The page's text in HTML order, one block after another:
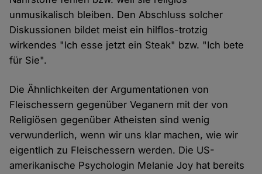
unmusikalisch bleiben. Den Abschluss solcher
Diskussionen bildet meist ein hilflos-trotzig
wirkendes "Ich esse jetzt ein Steak" bzw. "Ich bete
für Sie".
Die Ähnlichkeiten der Argumentationen von
Fleischessern gegenüber Veganern mit der von
Religiösen gegenüber Atheisten sind wenig
verwunderlich, wenn wir uns klar machen, wie wir
eigentlich zu Fleischessern werden. Die US-
amerikanische Psychologin Melanie Joy hat bereits